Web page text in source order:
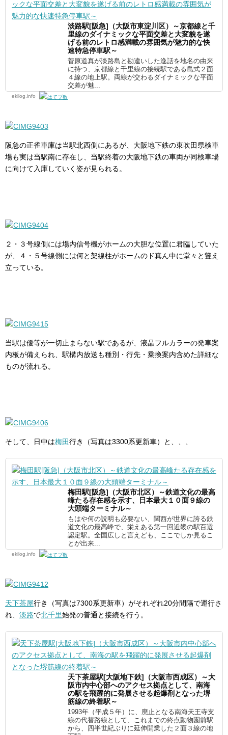
淡路駅[阪急]（大阪市東淀川区）～京都線と千
里線のダイナミックな平面交差と大変貌を遂
げる前のレトロ感満載の雰囲気が魅力的な快
速特急停車駅～
菅原道真が淡路島と勘違いした逸話を地名の由来
に持つ、京都線と千里線の接続駅である島式２面
４線の地上駅。両線が交わるダイナミックな平面
交差が魅...
ekilog.info
阪急の正雀車庫は当駅北西側にあるが、大阪地下鉄の東吹田県検車
場も実は当駅南に存在し、当駅終着の大阪地下鉄の車両が同検車場
に向けて入庫していく姿が見られる。
２・３号線側には場内信号機がホームの大胆な位置に君臨していた
が、４・５号線側には何と架線柱がホームのド真ん中に堂々と聳え
立っている。
当駅は優等が一切止まらない駅であるが、液晶フルカラーの発車案
内板が備えられ、駅構内放送も種別・行先・乗換案内含めた詳細な
ものが流れる。
そして、日中は梅田行き（写真は3300系更新車）と、、、
梅田駅[阪急]（大阪市北区）～鉄道文化の最高
峰たる存在感を示す、日本最大１０面９線の
大頭端ターミナル～
もはや何の説明も必要ない、関西が世界に誇る鉄
道文化の最高峰で、栄えある第一回近畿の駅百選
認定駅。全国広しと言えども、ここでしか見るこ
とが出来...
ekilog.info
天下茶屋行き（写真は7300系更新車）がそれぞれ20分間隔で運行さ
れ、 淡路で北千里始発の普通と接続を行う。
天下茶屋駅[大阪地下鉄]（大阪市西成区）～大
阪市内中心部へのアクセス拠点として、南海
の駅を飛躍的に発展させる起爆剤となった堺
筋線の終着駅～
1993年（平成５年）に、廃止となる南海天王寺支
線の代替路線として、これまでの終点動物園前駅
から、四半世紀ぶりに延伸開業した２面３線の地